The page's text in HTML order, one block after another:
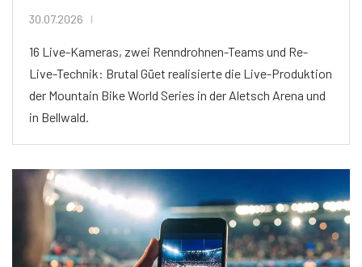
30.07.2026
16 Live-Kameras, zwei Renndrohnen-Teams und Re-
Live-Technik: Brutal Güet realisierte die Live-Produktion
der Mountain Bike World Series in der Aletsch Arena und
in Bellwald.